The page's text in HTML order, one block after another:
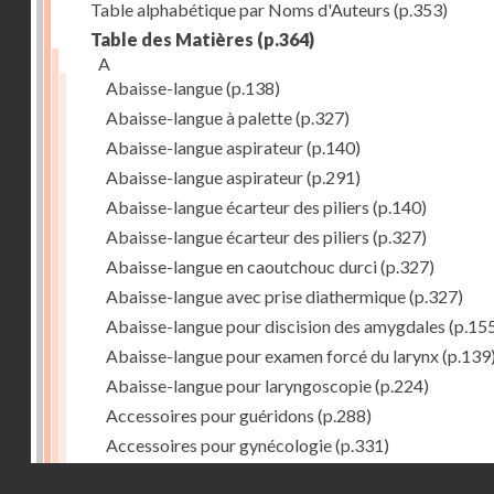
Table alphabétique par Noms d'Auteurs (p.353)
Table des Matières (p.364)
A
Abaisse-langue(p.138)
Abaisse-langue à palette(p.327)
Abaisse-langue aspirateur(p.140)
Abaisse-langue aspirateur(p.291)
Abaisse-langue écarteur des piliers (p.140)
Abaisse-langue écarteur des piliers (p.327)
Abaisse-langue en caoutchouc durci(p.327)
Abaisse-langue avec prise diathermique(p.327)
Abaisse-langue pour discision des amygdales
Abaisse-langue pour examen forcé du larynx
Abaisse-langue pour laryngoscopie(p.224)
Accessoires pour guéridons (p.288)
Accessoires pour gynécologie(p.331)